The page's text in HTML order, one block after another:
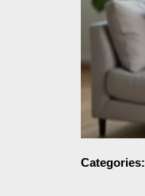
Categories: